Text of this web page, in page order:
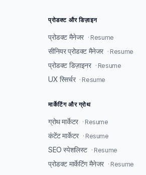
प्रोडक्ट और डिज़ाइन
प्रोडक्ट मैनेजर · Resume
सीनियर प्रोडक्ट मैनेजर · Resume
प्रोडक्ट डिज़ाइनर · Resume
UX रिसर्चर · Resume
मार्केटिंग और ग्रोथ
ग्रोथ मार्केटर · Resume
कंटेंट मार्केटर · Resume
SEO स्पेशलिस्ट · Resume
प्रोडक्ट मार्केटिंग मैनेजर · Resume